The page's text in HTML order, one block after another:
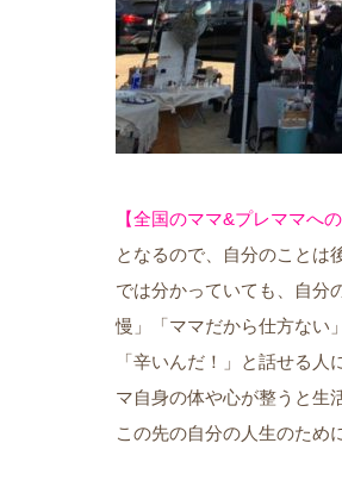
【全国のママ&プレママへ
となるので、自分のことは
では分かっていても、自分
慢」「ママだから仕方ない
「辛いんだ！」と話せる
マ自身の体や心が整うと生
この先の自分の人生のため